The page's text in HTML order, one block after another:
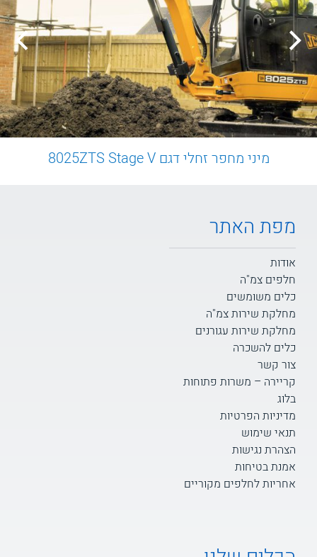
מיני מחפר זחלי דגם 8025ZTS Stage V
מפת האתר
אודות
חלפים צמ"ה
כלים משומשים
מחלקת שירות צמ"ה
מחלקת שירות עגורנים
כלים להשכרה
צור קשר
קריירה – משרות פתוחות
בלוג
מדיניות הפרטיות
תנאי שימוש
הצהרת נגישות
אמנת בטיחות
אחריות לחלפים מקוריים